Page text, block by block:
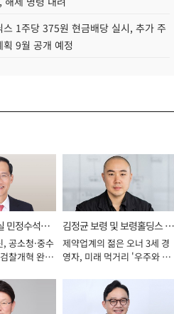
스 1주당 375원 현금배당 실시, 추가 주
획 9월 공개 예정
민정수석비
공소청·중수
찰개혁 완수
김정균 보령 및 보령홀딩스 대
표이사 사장
제약업계의 젊은 오너 3세 경
영자, 미래 먹거리 '우주와 헬